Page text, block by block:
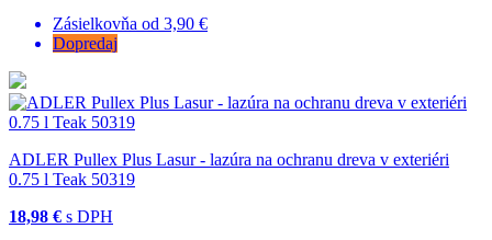
Zásielkovňa od 3,90 €
Dopredaj
ADLER Pullex Plus Lasur - lazúra na ochranu dreva v exteriéri
0.75 l Teak 50319
18,98 € s DPH